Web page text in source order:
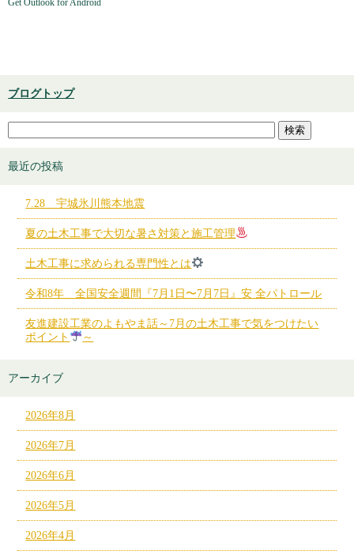
ブログトップ
最近の投稿
7.28 宇城氷川熊本地震
夏の土木工事で大切な暑さ対策と施工管理
土木工事に求められる専門性とは
令和8年 全国安全週間『7月1日〜7月7日』安 全パトロール
友進建設工業のよもやま話～7月の土木工事で気をつけたい
ポイント
～
アーカイブ
2026年8月
2026年7月
2026年6月
2026年5月
2026年4月